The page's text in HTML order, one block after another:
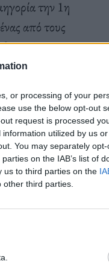
or processing of your
use the below opt-out
request is processed
utilized by us
You may separately
on the IAB’s list of
us to third parties on the
third parties.
την 1η
από τους
έγινε σε
της
ο Depp ήταν
ότι ο Depp
μάτι κατά τη